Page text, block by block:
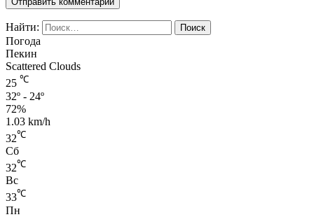
Найти:
Погода
Пекин
Scattered Clouds
25 ℃
32º - 24º
72%
1.03 km/h
32℃
Сб
32℃
Вс
33℃
Пн